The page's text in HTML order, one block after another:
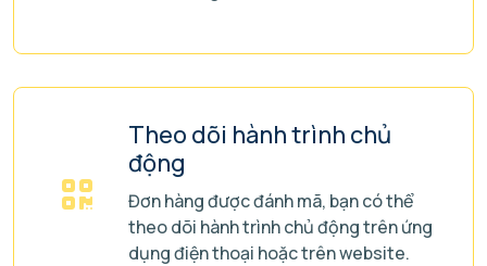
Theo dõi hành trình chủ
động
Đơn hàng được đánh mã, bạn có thể
theo dõi hành trình chủ động trên ứng
dụng điện thoại hoặc trên website.